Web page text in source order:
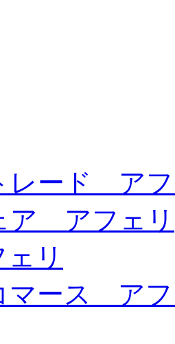
レード ア
ア アフェリ
リ
マース ア